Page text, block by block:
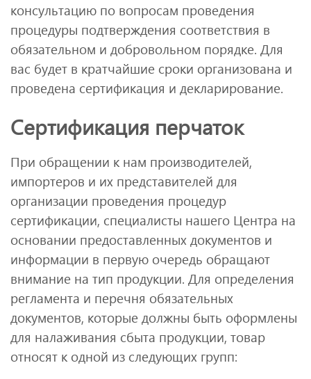
консультацию по вопросам проведения
процедуры подтверждения соответствия в
обязательном и добровольном порядке. Для
вас будет в кратчайшие сроки организована и
проведена сертификация и декларирование.
Сертификация перчаток
При обращении к нам производителей,
импортеров и их представителей для
организации проведения процедур
сертификации, специалисты нашего Центра на
основании предоставленных документов и
информации в первую очередь обращают
внимание на тип продукции. Для определения
регламента и перечня обязательных
документов, которые должны быть оформлены
для налаживания сбыта продукции, товар
относят к одной из следующих групп: